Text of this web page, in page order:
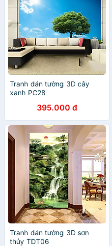
Tranh dán tường 3D cây
xanh PC28
395.000 đ
Tranh dán tường 3D sơn
thủy TDT06